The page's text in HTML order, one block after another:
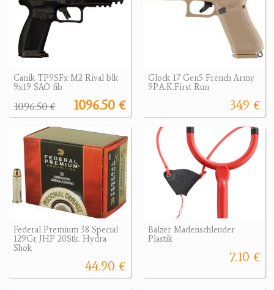
Canik TP9SFx M2 Rival blk
9x19 SAO fib
1096.50 €
1096.50 €
Glock 17 Gen5 French Army
9P.A.K.First Run
349 €
Federal Premium 38 Special
129Gr JHP 20Stk. Hydra
Shok
44.90 €
Balzer Madenschleuder
Plastik
7.10 €